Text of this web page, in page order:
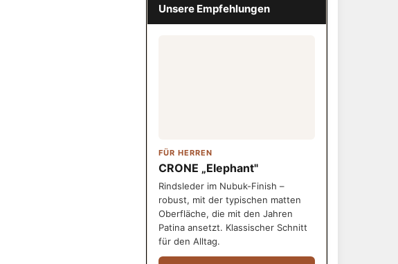
Unsere Empfehlungen
FÜR HERREN
CRONE „Elephant"
Rindsleder im Nubuk-Finish –
robust, mit der typischen matten
Oberfläche, die mit den Jahren
Patina ansetzt. Klassischer Schnitt
für den Alltag.